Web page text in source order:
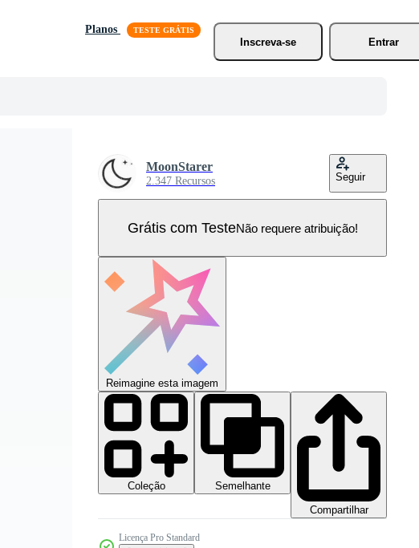
Planos
Inscreva-se
Entrar
MoonStarer
2.347 Recursos Seguir
Grátis com TesteNão requere atribuição!
Reimagine esta imagem
Coleção
Semelhante
Compartilhar
Licença Pro Standard